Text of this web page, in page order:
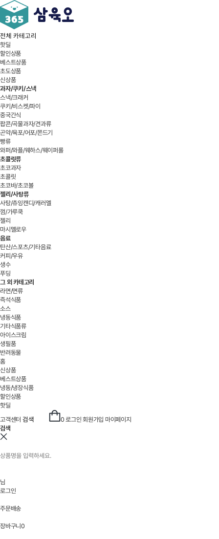
전체 카테고리
핫딜
할인상품
베스트상품
초도상품
신상품
과자/쿠키/스낵
스낵/크래커
쿠키/비스켓/파이
중국간식
팝콘/곡물과자/견과류
곤약/육포/어포/쫀드기
빵류
와퍼/와플/웨하스/웨이퍼롤
초콜릿류
초코과자
초콜릿
초코바/초코볼
젤리/사탕류
사탕/츄잉캔디/캐러멜
껌/가루쿡
젤리
마시멜로우
음료
탄산/스포츠/기타음료
커피/우유
생수
푸딩
그 외 카테고리
라면/면류
즉석식품
소스
냉동식품
기타식품류
아이스크림
생필품
반려동물
홈
신상품
베스트상품
냉동/냉장식품
할인상품
핫딜
고객센터 검색 0 로그인 회원가입 마이페이지
검색
님
로그인
주문배송
장바구니 0